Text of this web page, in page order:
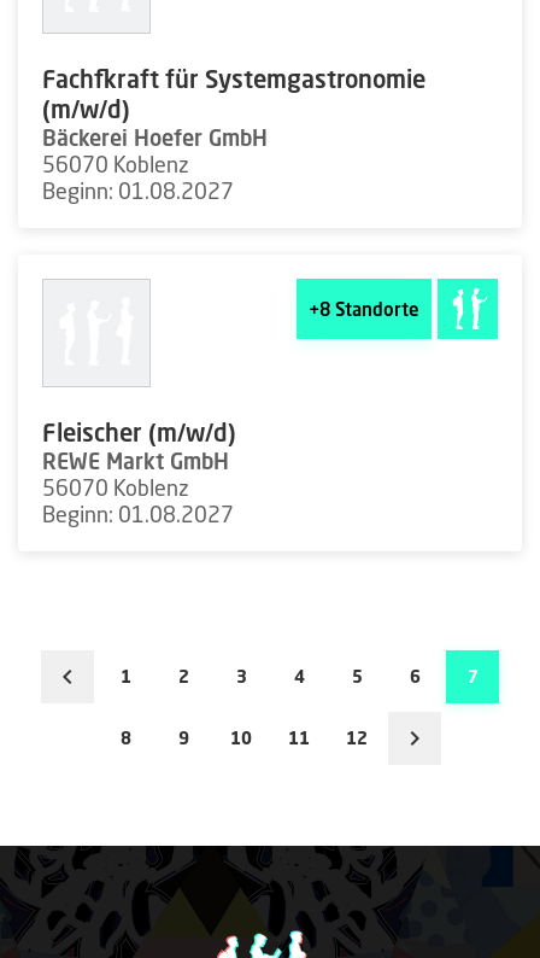
Fachfkraft für Systemgastronomie
(m/w/d)
Bäckerei Hoefer GmbH
56070 Koblenz
Beginn: 01.08.2027
+8 Standorte
Fleischer (m/w/d)
REWE Markt GmbH
56070 Koblenz
Beginn: 01.08.2027
1 2 3 4 5 6 7
8 9 10 11 12